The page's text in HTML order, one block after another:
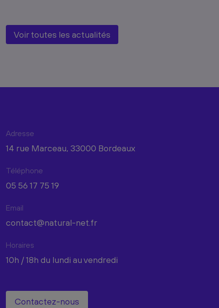
Voir toutes les actualités
Adresse
14 rue Marceau, 33000 Bordeaux
Téléphone
05 56 17 75 19
Email
contact@natural-net.fr
Horaires
10h / 18h du lundi au vendredi
Contactez-nous